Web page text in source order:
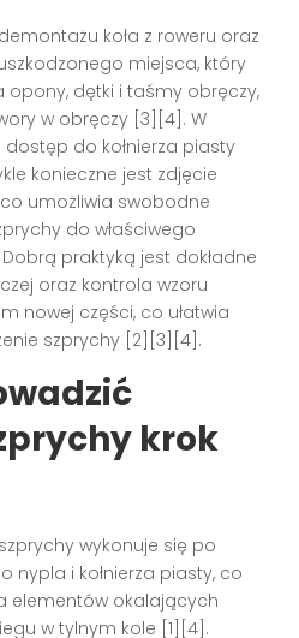
koła z roweru oraz
miejsca, który
dętki i taśmy obręczy,
w obręczy [3][4]. W
do kołnierza piasty
konieczne jest zdjęcie
umożliwia swobodne
do właściwego
praktyką jest dokładne
oraz kontrola wzoru
nowej części, co ułatwia
szprychy [2][3][4].
krok
wykonuje się po
nypla i kołnierza piasty, co
elementów okalających
w tylnym kole [1][4].